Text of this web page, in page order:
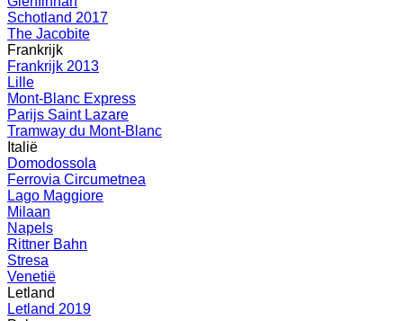
Schotland 2017
The Jacobite
Frankrijk
Frankrijk 2013
Lille
Mont-Blanc Express
Parijs Saint Lazare
Tramway du Mont-Blanc
Italië
Domodossola
Ferrovia Circumetnea
Lago Maggiore
Milaan
Napels
Rittner Bahn
Stresa
Venetië
Letland
Letland 2019